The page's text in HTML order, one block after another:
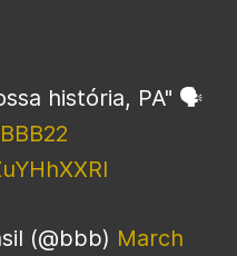
história, PA" 🗣️
(@bbb) March